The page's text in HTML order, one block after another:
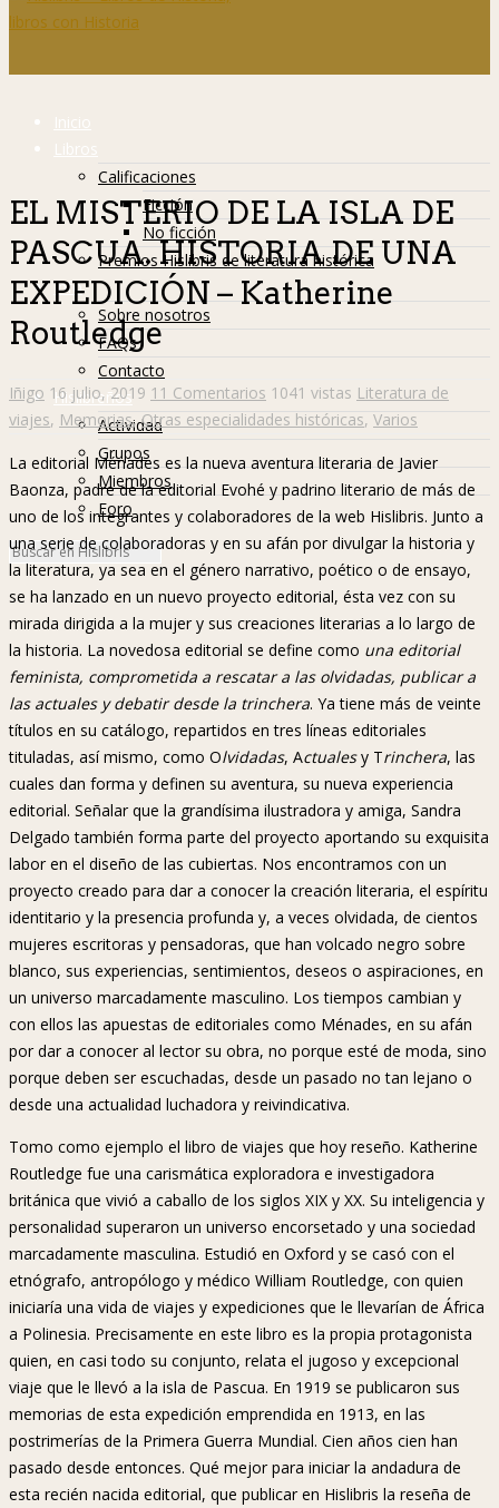
Inicio
Libros
Calificaciones
Ficción
No ficción
Premios Hislibris de literatura histórica
Info
Sobre nosotros
FAQs
Contacto
Hislibreños
Actividad
Grupos
Miembros
Foro
EL MISTERIO DE LA ISLA DE
PASCUA. HISTORIA DE UNA
EXPEDICIÓN – Katherine
Routledge
Iñigo 16 julio, 2019 11 Comentarios 1041 vistas Literatura de
viajes, Memorias,Otras especialidades históricas, Varios
La editorial Ménades es la nueva aventura literaria de Javier
Baonza, padre de la editorial Evohé y padrino literario de más de
uno de los integrantes y colaboradores de la web Hislibris. Junto a
una serie de colaboradoras y en su afán por divulgar la historia y
la literatura, ya sea en el género narrativo, poético o de ensayo,
se ha lanzado en un nuevo proyecto editorial, ésta vez con su
mirada dirigida a la mujer y sus creaciones literarias a lo largo de
la historia. La novedosa editorial se define como una editorial
feminista, comprometida a rescatar a las olvidadas, publicar a
las actuales y debatir desde la trinchera. Ya tiene más de veinte
títulos en su catálogo, repartidos en tres líneas editoriales
tituladas, así mismo, como Olvidadas, Actualesy Trinchera, las
cuales dan forma y definen su aventura, su nueva experiencia
editorial. Señalar que la grandísima ilustradora y amiga, Sandra
Delgado también forma parte del proyecto aportando su exquisita
labor en el diseño de las cubiertas. Nos encontramos con un
proyecto creado para dar a conocer la creación literaria, el espíritu
identitario y la presencia profunda y, a veces olvidada, de cientos
mujeres escritoras y pensadoras, que han volcado negro sobre
blanco, sus experiencias, sentimientos, deseos o aspiraciones, en
un universo marcadamente masculino. Los tiempos cambian y
con ellos las apuestas de editoriales como Ménades, en su afán
por dar a conocer al lector su obra, no porque esté de moda, sino
porque deben ser escuchadas, desde un pasado no tan lejano o
desde una actualidad luchadora y reivindicativa.
Tomo como ejemplo el libro de viajes que hoy reseño. Katherine
Routledge fue una carismática exploradora e investigadora
británica que vivió a caballo de los siglos XIX y XX. Su inteligencia y
personalidad superaron un universo encorsetado y una sociedad
marcadamente masculina. Estudió en Oxford y se casó con el
etnógrafo, antropólogo y médico William Routledge, con quien
iniciaría una vida de viajes y expediciones que le llevarían de África
a Polinesia. Precisamente en este libro es la propia protagonista
quien, en casi todo su conjunto, relata el jugoso y excepcional
viaje que le llevó a la isla de Pascua. En 1919 se publicaron sus
memorias de esta expedición emprendida en 1913, en las
postrimerías de la Primera Guerra Mundial. Cien años cien han
pasado desde entonces. Qué mejor para iniciar la andadura de
esta recién nacida editorial, que publicar en Hislibris la reseña de